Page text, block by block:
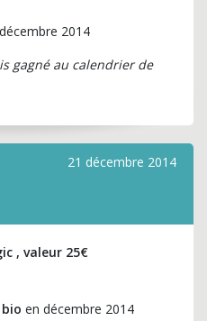
2014
gagné au calendrier de
21 décembre 2014
, valeur 25€
en décembre 2014